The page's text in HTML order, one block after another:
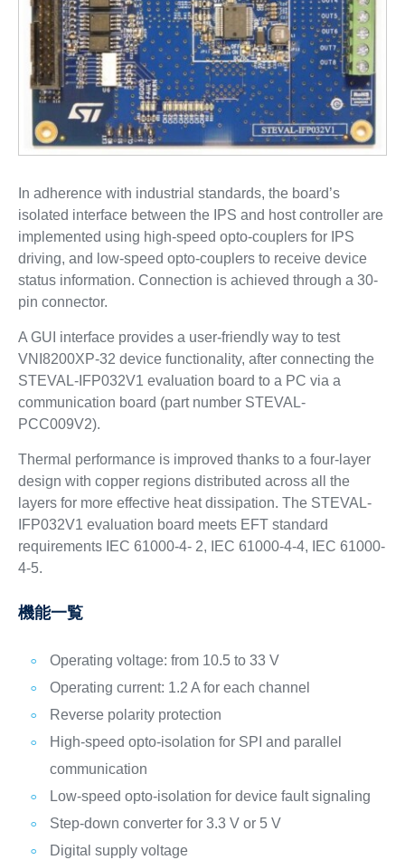
In adherence with industrial standards, the board’s
isolated interface between the IPS and host controller are
implemented using high-speed opto-couplers for IPS
driving, and low-speed opto-couplers to receive device
status information. Connection is achieved through a 30-
pin connector.
A GUI interface provides a user-friendly way to test
VNI8200XP-32 device functionality, after connecting the
STEVAL-IFP032V1 evaluation board to a PC via a
communication board (part number STEVAL-
PCC009V2).
Thermal performance is improved thanks to a four-layer
design with copper regions distributed across all the
layers for more effective heat dissipation. The STEVAL-
IFP032V1 evaluation board meets EFT standard
requirements IEC 61000-4- 2, IEC 61000-4-4, IEC 61000-
4-5.
機能一覧
Operating voltage: from 10.5 to 33 V
Operating current: 1.2 A for each channel
Reverse polarity protection
High-speed opto-isolation for SPI and parallel
communication
Low-speed opto-isolation for device fault signaling
Step-down converter for 3.3 V or 5 V
Digital supply voltage